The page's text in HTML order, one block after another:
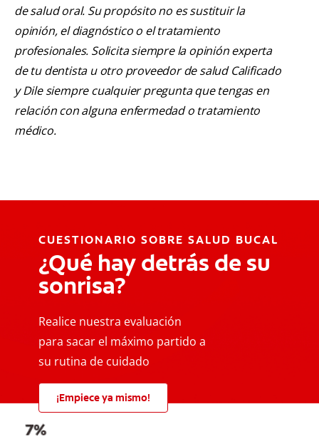
de salud oral. Su propósito no es sustituir la
opinión, el diagnóstico o el tratamiento
profesionales. Solicita siempre la opinión experta
de tu dentista u otro proveedor de salud Calificado
y Dile siempre cualquier pregunta que tengas en
relación con alguna enfermedad o tratamiento
médico.
CUESTIONARIO SOBRE SALUD BUCAL
¿Qué hay detrás de su
sonrisa?
Realice nuestra evaluación
para sacar el máximo partido a
su rutina de cuidado
¡Empiece ya mismo!